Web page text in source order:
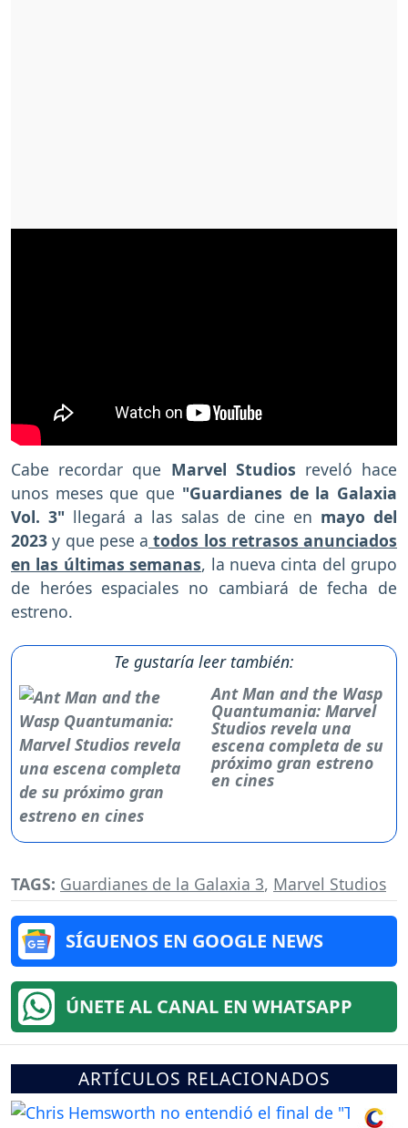
Cabe recordar que Marvel Studios reveló hace
unos meses que que "Guardianes de la Galaxia
Vol. 3" llegará a las salas de cine en mayo del
2023y que pese a todos los retrasos anunciados
en las últimas semanas, la nueva cinta del grupo
de heróes espaciales no cambiará de fecha de
estreno.
Te gustaría leer también:
Ant Man and the Wasp
Quantumania: Marvel
Studios revela una
escena completa de su
próximo gran estreno
en cines
TAGS: Guardianes de la Galaxia 3, Marvel Studios
SÍGUENOS EN GOOGLE NEWS
ÚNETE AL CANAL EN WHATSAPP
ARTÍCULOS RELACIONADOS